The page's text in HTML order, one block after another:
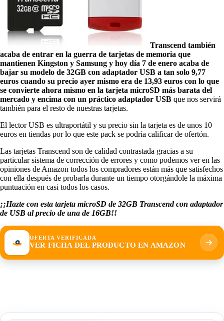
Transcend también
acaba de entrar en la guerra de tarjetas de memoria que
mantienen Kingston y Samsung y hoy día 7 de enero acaba de
bajar su modelo de 32GB con adaptador USB a tan solo 9,77
euros cuando su precio ayer mismo era de 13,93 euros con lo que
se convierte ahora mismo en la tarjeta microSD más barata del
mercado y encima con un práctico adaptador USB que nos servirá
también para el resto de nuestras tarjetas.
El lector USB es ultraportátil y su precio sin la tarjeta es de unos 10
euros en tiendas por lo que este pack se podría calificar de ofertón.
Las tarjetas Transcend son de calidad contrastada gracias a su
particular sistema de corrección de errores y como podemos ver en las
opiniones de Amazon todos los compradores están más que satisfechos
con ella después de probarla durante un tiempo otorgándole la máxima
puntuación en casi todos los casos.
¡¡Hazte con esta tarjeta microSD de 32GB Transcend con adaptador
de USB al precio de una de 16GB!!
OFERTA VERIFICADA
VER FICHA DEL PRODUCTO EN AMAZON